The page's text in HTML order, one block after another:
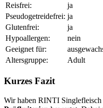
Reisfrei:
ja
Pseudogetreidefrei: ja
Glutenfrei:
ja
Hypoallergen:
nein
Geeignet für:
Altersgruppe:
Adult
Kurzes Fazit
Wir haben RINTI